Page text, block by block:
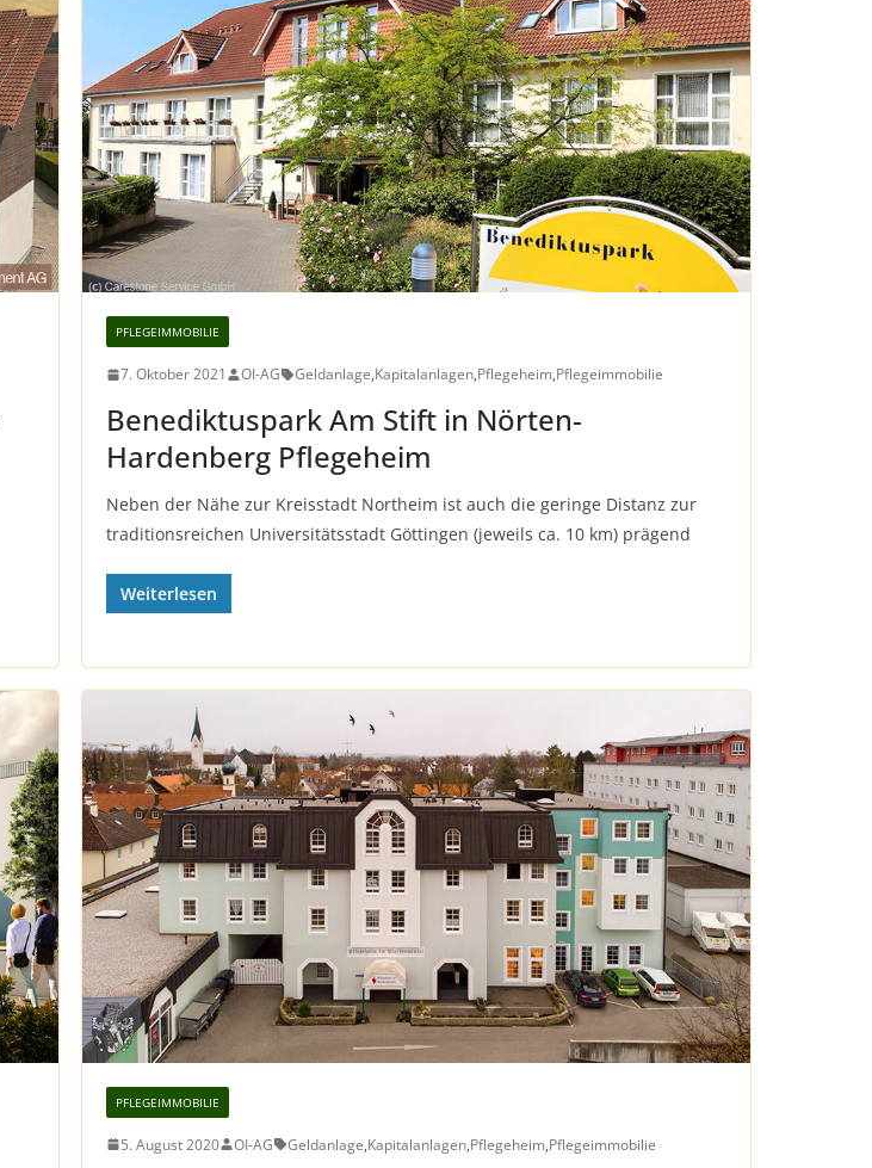
PFLEGEIMMOBILIE
7. Oktober 2021 OI-AG Geldanlage,Kapitalanlagen,Pflegeheim,Pflegeimmobilie
Benediktuspark Am Stift in Nörten-
Hardenberg Pflegeheim
Neben der Nähe zur Kreisstadt Northeim ist auch die geringe Distanz zur
traditionsreichen Universitätsstadt Göttingen (jeweils ca. 10 km) prägend
Weiterlesen
PFLEGEIMMOBILIE
5. August 2020 OI-AG Geldanlage,Kapitalanlagen,Pflegeheim,Pflegeimmobilie